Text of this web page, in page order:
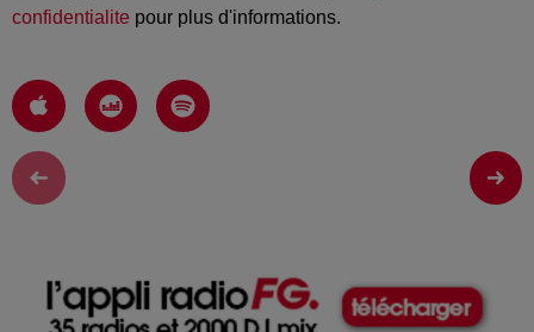
confidentialite pour plus d'informations.